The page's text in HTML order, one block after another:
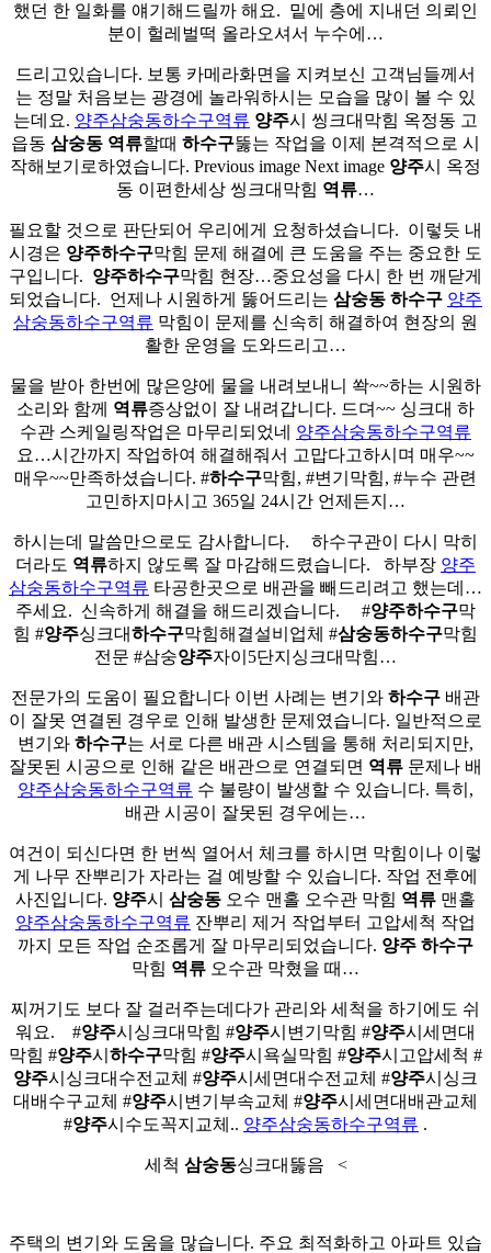
했던 한 일화를 얘기해드릴까 해요. ​ 밑에 층에 지내던 의뢰인
분이 헐레벌떡 올라오셔서 누수에…
드리고있습니다. 보통 카메라화면을 지켜보신 고객님들께서
는 정말 처음보는 광경에 놀라워하시는 모습을 많이 볼 수 있
는데요. 양주삼숭동하수구역류 양주시 씽크대막힘 옥정동 고
읍동 삼숭동 역류할때 하수구뚫는 작업을 이제 본격적으로 시
작해보기로하였습니다. Previous image Next image 양주시 옥정
동 이편한세상 씽크대막힘 역류…
필요할 것으로 판단되어 우리에게 요청하셨습니다. ​ 이렇듯 내
시경은 양주하수구막힘 문제 해결에 큰 도움을 주는 중요한 도
구입니다. ​ 양주하수구막힘 현장…중요성을 다시 한 번 깨닫게
되었습니다. ​ 언제나 시원하게 뚫어드리는 삼숭동 하수구 양주
삼숭동하수구역류 막힘이 문제를 신속히 해결하여 현장의 원
활한 운영을 도와드리고…
물을 받아 한번에 많은양에 물을 내려보내니 쏵~~하는 시원하
소리와 함께 역류증상없이 잘 내려갑니다. 드뎌~~ 싱크대 하
수관 스케일링작업은 마무리되었네 양주삼숭동하수구역류
요…시간까지 작업하여 해결해줘서 고맙다고하시며 매우~~
매우~~만족하셨습니다. #하수구막힘, #변기막힘, #누수 관련
고민하지마시고 365일 24시간 언제든지…
하시는데 말씀만으로도 감사합니다. ​ ​ ​ ​ 하수구관이 다시 막히
더라도 역류하지 않도록 잘 마감해드렸습니다. ​ ​ 하부장 양주
삼숭동하수구역류 타공한곳으로 배관을 빼드리려고 했는데…
주세요. ​ 신속하게 해결을 해드리겠습니다. ​ ​ ​ ​ #양주하수구막
힘 #양주싱크대하수구막힘해결설비업체 #삼숭동하수구막힘
전문 #삼숭양주자이5단지싱크대막힘…
전문가의 도움이 필요합니다 이번 사례는 변기와 하수구 배관
이 잘못 연결된 경우로 인해 발생한 문제였습니다. 일반적으로
변기와 하수구는 서로 다른 배관 시스템을 통해 처리되지만,
잘못된 시공으로 인해 같은 배관으로 연결되면 역류 문제나 배
양주삼숭동하수구역류 수 불량이 발생할 수 있습니다. 특히,
배관 시공이 잘못된 경우에는…
여건이 되신다면 한 번씩 열어서 체크를 하시면 막힘이나 이렇
게 나무 잔뿌리가 자라는 걸 예방할 수 있습니다. 작업 전후에
사진입니다. 양주시 삼숭동 오수 맨홀 오수관 막힘 역류 맨홀
양주삼숭동하수구역류 잔뿌리 제거 작업부터 고압세척 작업
까지 모든 작업 순조롭게 잘 마무리되었습니다. 양주 하수구
막힘 역류 오수관 막혔을 때…
찌꺼기도 보다 잘 걸러주는데다가 관리와 세척을 하기에도 쉬
워요. ​ ​ ​ #양주시싱크대막힘 #양주시변기막힘 #양주시세면대
막힘 #양주시 하수구막힘 #양주시욕실막힘 #양주시고압세척 #
양주시싱크대수전교체 #양주시세면대수전교체 #양주시싱크
대배수구교체 #양주시변기부속교체 #양주시세면대배관교체
#양주시수도꼭지교체.. 양주삼숭동하수구역류 .
세척 삼숭동싱크대뚫음 ​ ​ <
주택의 변기와 도움을 많습니다. 주요 최적화하고 아파트 있습